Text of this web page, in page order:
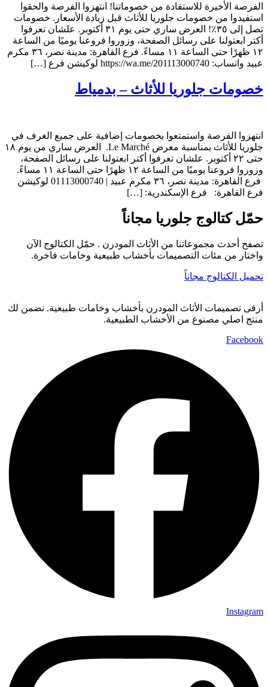
الفرصة الأخيرة للاستفادة من خصوماتنا! انتهزوا الفرصة والحقوا
استفيدوا من خصومات جلوريا للأثاث قبل زيادة الأسعار. خصومات
تصل إلى ٣٥٪! العرض ساري حتى يوم ٣١ أكتوبر. علشان تعرفوا
أكتر ابعتولنا على رسائل الصفحة، وزوروا فروعنا يوميًا من الساعة
١٢ ظهرًا حتى الساعة ١١ مساءً. فرع القاهرة: مدينة نصر، ٣٦ مكرم
عبيد واتساب: https://wa.me/201113000740 لوكيشن فرع […]
خصومات جلوريا للأثاث – بدمياط
انتهزوا الفرصة واستمتعوا بخصومات إضافية على جميع الغرف في
جلوريا للأثاث بمناسبة معرض Le Marché. العرض ساري من يوم ١٨
حتى ٢٢ أكتوبر. علشان تعرفوا أكتر ابعتولنا على رسائل الصفحة،
وزوروا فروعنا يوميًا من الساعة ١٢ ظهرًا حتى الساعة ١١ مساءً.
فرع القاهرة: مدينة نصر، ٣٦ مكرم عبيد | 01113000740 لوكيشن
فرع القاهرة: فرع الإسكندرية: […]
حمّل كتالوج جلوريا مجاناً
تصفح أحدث مجموعاتنا من الأثاث المودرن . حمّل الكتالوج الآن
واختار من مئات التصميمات بأخشاب طبيعية وخامات فاخرة.
تحميل الكتالوج مجاناً
أرقى تصميمات الأثاث المودرن بأخشاب وخامات طبيعية. نضمن لك
منتج اصلي مصنوع من الأخشاب الطبيعية.
Facebook
Instagram